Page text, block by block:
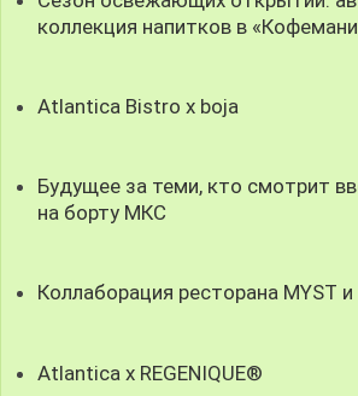
коллекция напитков в
Atlantica Bistro x boja
Будущее за теми, кто смотрит
на борту МКС
Коллаборация ресторана MYST
Atlantica x REGENIQUE®